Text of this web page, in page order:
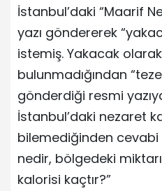
İstanbul’daki “Maarif
yazı göndererek
istemiş. Yakacak
bulunmadığından
gönderdiği resmi
İstanbul’daki nezaret
bilemediğinden cevabi
nedir, bölgedeki
kalorisi kaçtır?”